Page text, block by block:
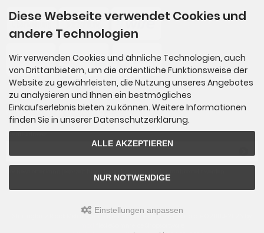
Newsletter-Anmeldung
E-Mail-Adresse:
Sturmglanz Black Metal Manufaktur Mailorder © 2026 | Template © 2009-2026 by
Diese Webseite verwendet Cookies und
andere Technologien
Wir verwenden Cookies und ähnliche Technologien, auch
von Drittanbietern, um die ordentliche Funktionsweise der
Website zu gewährleisten, die Nutzung unseres Angebotes
zu analysieren und Ihnen ein bestmögliches
Einkaufserlebnis bieten zu können. Weitere Informationen
finden Sie in unserer Datenschutzerklärung.
ALLE AKZEPTIEREN
NUR NOTWENDIGE
Einstellungen anpassen